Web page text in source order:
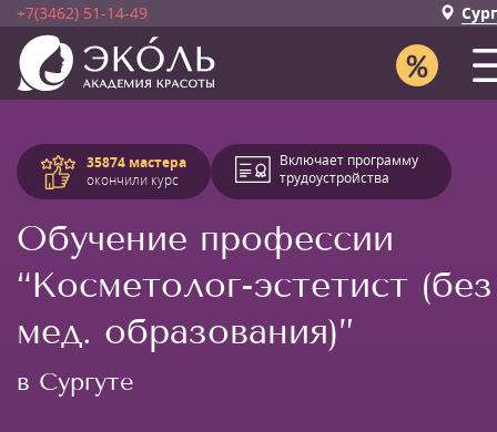
+7(3462) 51-14-49
35874 мастера
окончили курс
Включает программу
трудоустройства
Обучение профессии
“Косметолог-эстетист (без
мед. образования)”
в Сургуте